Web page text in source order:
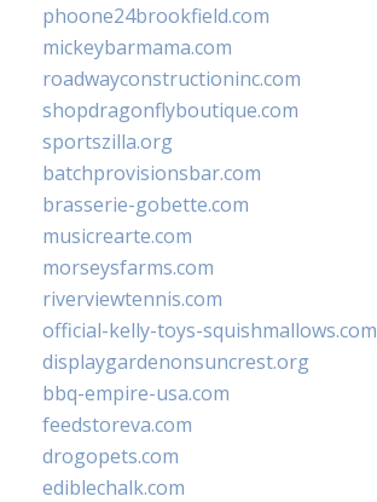
phoone24brookfield.com
mickeybarmama.com
roadwayconstructioninc.com
shopdragonflyboutique.com
sportszilla.org
batchprovisionsbar.com
brasserie-gobette.com
musicrearte.com
morseysfarms.com
riverviewtennis.com
official-kelly-toys-squishmallows.com
displaygardenonsuncrest.org
bbq-empire-usa.com
feedstoreva.com
drogopets.com
ediblechalk.com